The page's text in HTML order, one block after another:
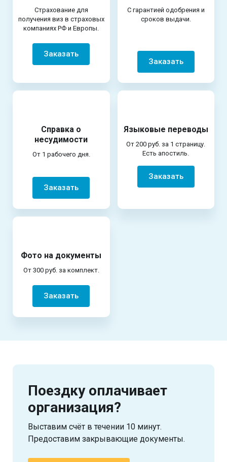
Страхование для
получения виз в страховых
компаниях РФ и Европы.
Заказать
С гарантией одобрения и
сроков выдачи.
Заказать
Справка о
несудимости
От 1 рабочего дня.
Заказать
Языковые переводы
От 200 руб. за 1 страницу.
Есть апостиль.
Заказать
Фото на документы
От 300 руб. за комплект.
Заказать
Поездку оплачивает
организация?
Выставим счёт в течении 10 минут.
Предоставим закрывающие документы.